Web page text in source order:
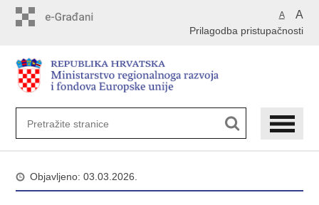
A A
Prilagodba pristupačnosti
Objavljeno: 03.03.2026.